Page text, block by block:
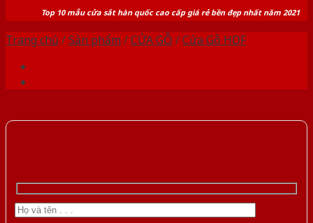
Top 10 mẫu cửa sắt hàn quốc cao cấp giá rẻ bền đẹp nhất năm 2021
Trang chủ /Sản phẩm /CỬA GỖ /Cửa Gỗ HDF